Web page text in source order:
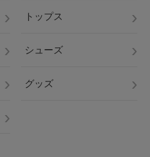
トップス
シューズ
グッズ